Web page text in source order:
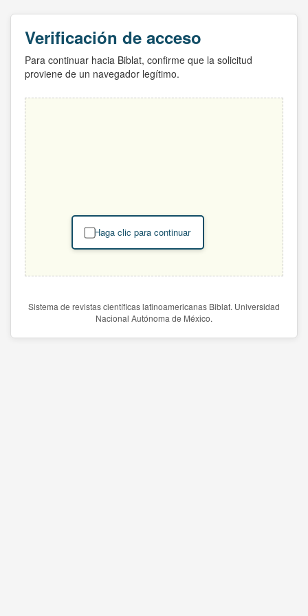
Verificación de acceso
Para continuar hacia Biblat, confirme que la solicitud
proviene de un navegador legítimo.
Haga clic para continuar
Sistema de revistas científicas latinoamericanas Biblat. Universidad
Nacional Autónoma de México.